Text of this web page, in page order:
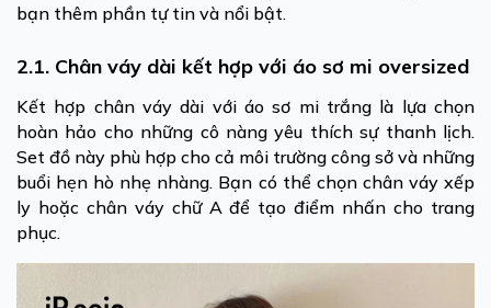
bạn thêm phần tự tin và nổi bật.
2.1. Chân váy dài kết hợp với áo sơ mi oversized
Kết hợp chân váy dài với áo sơ mi trắng là lựa chọn
hoàn hảo cho những cô nàng yêu thích sự thanh lịch.
Set đồ này phù hợp cho cả môi trường công sở và những
buổi hẹn hò nhẹ nhàng. Bạn có thể chọn chân váy xếp
ly hoặc chân váy chữ A để tạo điểm nhấn cho trang
phục.​